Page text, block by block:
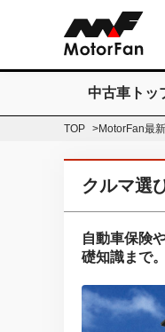
中古車トッ
TOP MotorFan最
クルマ選
自動車保険
礎知識まで